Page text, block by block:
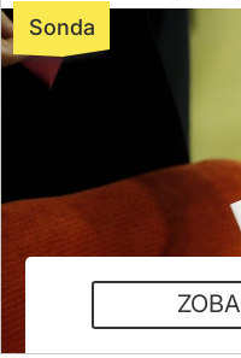
Na Magdalenę
Na Marka
Na Piotra
Na Romualda
Na Marka
Na żadnego z
Sonda